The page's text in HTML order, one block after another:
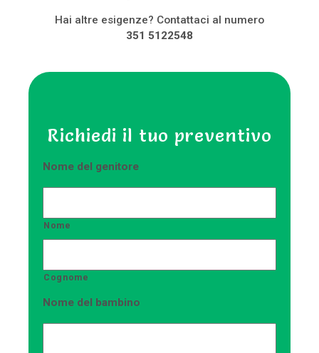
Hai altre esigenze? Contattaci al numero
351 5122548
Richiedi il tuo preventivo
Nome del genitore
Nome
Cognome
Nome del bambino